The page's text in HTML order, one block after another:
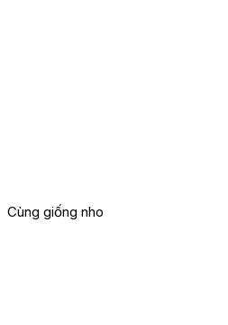
Cùng giống nho